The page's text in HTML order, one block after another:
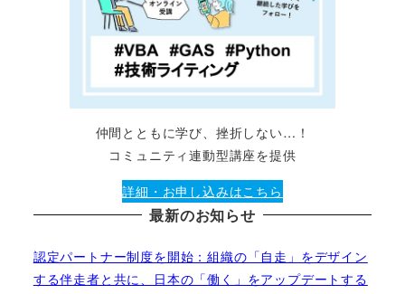
仲間とともに学び、挫折しない…！
コミュニティ連動型講座を提供
詳細・お申し込みはこちら
最新のお知らせ
認定パートナー制度を開始：組織の「自走」をデザイン
する伴走者と共に、日本の「働く」をアップデートする